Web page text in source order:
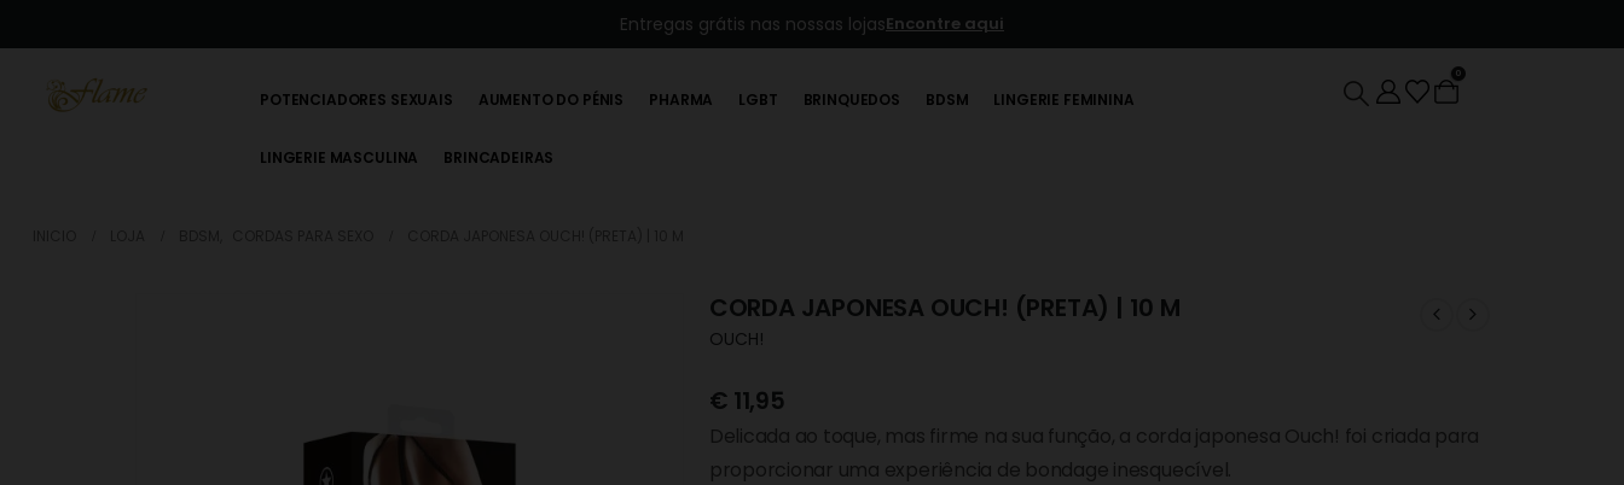
MBWay disponível para pagamento
POTENCIADORES SEXUAIS AUMENTO DO PÉNIS PHARMA LGBT BRINQUEDOS BDSM LINGERIE FEMININA
LINGERIE MASCULINA BRINCADEIRAS
0
CORDA JAPONESA OUCH! (PRETA) | 10 M
OUCH!
€ 11,95
Delicada ao toque, mas firme na sua função, a corda japonesa Ouch! foi criada para
proporcionar uma experiência de bondage inesquecível.